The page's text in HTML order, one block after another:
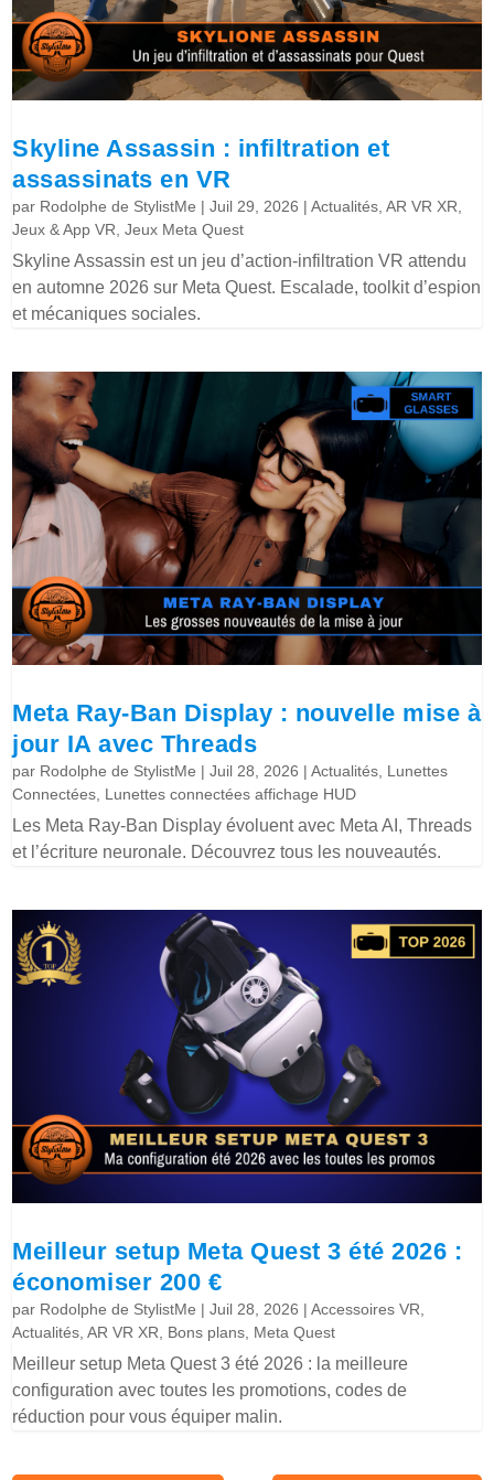
Skyline Assassin : infiltration et
assassinats en VR
par Rodolphe de StylistMe |Juil 29, 2026 |Actualités ,AR VR XR
Jeux & App VR ,Jeux Meta Quest
Skyline Assassin est un jeu d’action-infiltration VR attendu
en automne 2026 sur Meta Quest. Escalade, toolkit d’espion
et mécaniques sociales.
Meta Ray-Ban Display : nouvelle mise à
jour IA avec Threads
par Rodolphe de StylistMe |Juil 28, 2026 |Actualités Lunettes
Connectées Lunettes connectées affichage HUD
Les Meta Ray-Ban Display évoluent avec Meta AI, Threads
et l’écriture neuronale. Découvrez tous les nouveautés.
Meilleur setup Meta Quest 3 été 2026 :
économiser 200 €
par Rodolphe de StylistMe |Juil 28, 2026 |Accessoires VR
Actualités ,AR VR XR Bons plans Meta Quest
Meilleur setup Meta Quest 3 été 2026 : la meilleure
configuration avec toutes les promotions, codes de
réduction pour vous équiper malin.